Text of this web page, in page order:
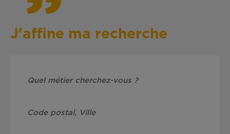
J'affine ma recherche